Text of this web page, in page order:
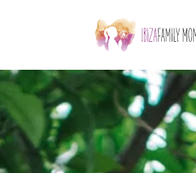
Accéder au contenu principal